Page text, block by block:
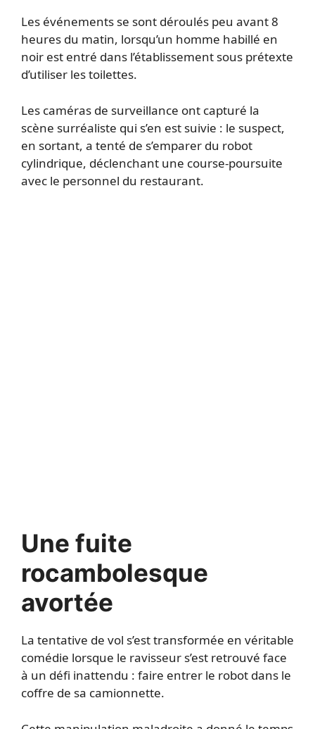
Les événements se sont déroulés peu avant 8
heures du matin, lorsqu’un homme habillé en
noir est entré dans l’établissement sous prétexte
d’utiliser les toilettes.
Les caméras de surveillance ont capturé la
scène surréaliste qui s’en est suivie : le suspect,
en sortant, a tenté de s’emparer du robot
cylindrique, déclenchant une course-poursuite
avec le personnel du restaurant.
Une fuite
rocambolesque
avortée
La tentative de vol s’est transformée en véritable
comédie lorsque le ravisseur s’est retrouvé face
à un défi inattendu : faire entrer le robot dans le
coffre de sa camionnette.